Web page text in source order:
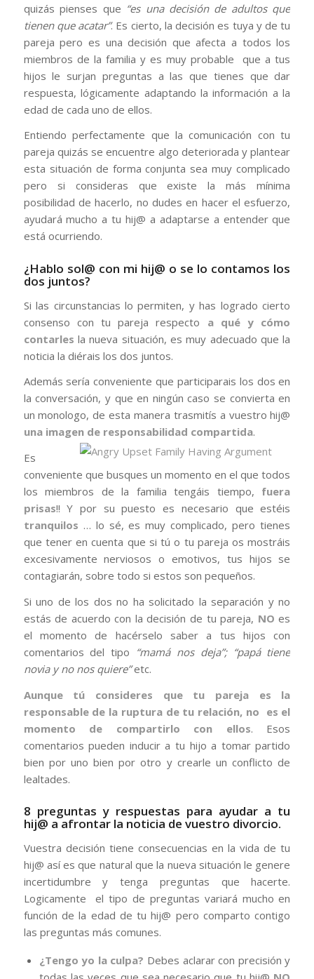
quizás pienses que “es una decisión de adultos que
tienen que acatar”. Es cierto, la decisión es tuya y de tu
pareja pero es una decisión que afecta a todos los
miembros de la familia y es muy probable que a tus
hijos le surjan preguntas a las que tienes que dar
respuesta, lógicamente adaptando la información a la
edad de cada uno de ellos.
Entiendo perfectamente que la comunicación con tu
pareja quizás se encuentre algo deteriorada y plantear
esta situación de forma conjunta sea muy complicado
pero si consideras que existe la más mínima
posibilidad de hacerlo, no dudes en hacer el esfuerzo,
ayudará mucho a tu hij@ a adaptarse a entender que
está ocurriendo.
¿Hablo sol@ con mi hij@ o se lo contamos los
dos juntos?
Si las circunstancias lo permiten, y has logrado cierto
consenso con tu pareja respecto a qué y cómo
contarles la nueva situación, es muy adecuado que la
noticia la diérais los dos juntos.
Además sería conveniente que participarais los dos en
la conversación, y que en ningún caso se convierta en
un monologo, de esta manera trasmitís a vuestro hij@
una imagen de responsabilidad compartida.
Es
conveniente que busques un momento en el que todos
los miembros de la familia tengáis tiempo, fuera
prisas!! Y por su puesto es necesario que estéis
tranquilos … lo sé, es muy complicado, pero tienes
que tener en cuenta que si tú o tu pareja os mostráis
excesivamente nerviosos o emotivos, tus hijos se
contagiarán, sobre todo si estos son pequeños.
Si uno de los dos no ha solicitado la separación y no
estás de acuerdo con la decisión de tu pareja, NO es
el momento de hacérselo saber a tus hijos con
comentarios del tipo “mamá nos deja”; “papá tiene
novia y no nos quiere”etc.
Aunque tú consideres que tu pareja es la
responsable de la ruptura de tu relación, no es el
momento de compartirlo con ellos. Esos
comentarios pueden inducir a tu hijo a tomar partido
bien por uno bien por otro y crearle un conflicto de
lealtades.
8 preguntas y respuestas para ayudar a tu
hij@ a afrontar la noticia de vuestro divorcio.
Vuestra decisión tiene consecuencias en la vida de tu
hij@ así es que natural que la nueva situación le genere
incertidumbre y tenga preguntas que hacerte.
Logicamente el tipo de preguntas variará mucho en
función de la edad de tu hij@ pero comparto contigo
las preguntas más comunes.
¿Tengo yo la culpa? Debes aclarar con precisión y